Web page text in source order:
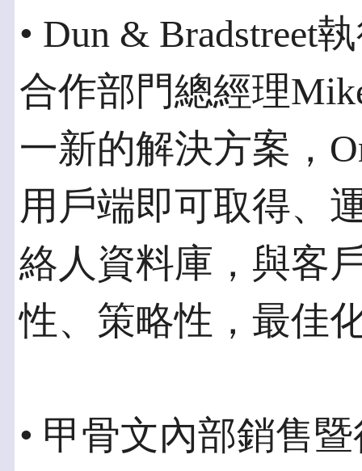
• Dun & Bradstreet
合作部門總經理
一新的解決方案，
用戶端即可取得、
絡人資料庫，與客
性、策略性，最佳
• 甲骨文內部銷售暨